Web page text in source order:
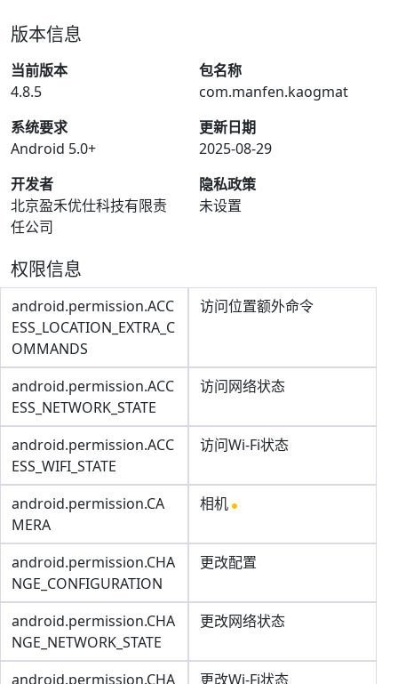
版本信息
当前版本
4.8.5
包名称
com.manfen.kaogmat
系统要求
Android 5.0+
更新日期
2025-08-29
开发者
北京盈禾优仕科技有限责
任公司
隐私政策
未设置
权限信息
android.permission.ACC
ESS_LOCATION_EXTRA_C
OMMANDS
访问位置额外命令
android.permission.ACC
ESS_NETWORK_STATE
访问网络状态
android.permission.ACC
ESS_WIFI_STATE
访问Wi-Fi状态
android.permission.CA
MERA
相机
android.permission.CHA
NGE_CONFIGURATION
更改配置
android.permission.CHA
NGE_NETWORK_STATE
更改网络状态
android.permission.CHA 更改Wi-Fi状态